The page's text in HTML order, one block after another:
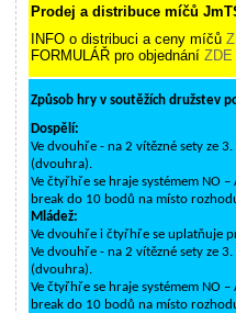
Prodej a distribuce míčů
INFO o distribuci a ceny míčů
FORMULÁŘ pro objednání ZDE
Způsob hry v soutěžích družstev
Dospělí:
Ve dvouhře - na 2 vítězné sety ze
(dvouhra).
Ve čtyřhře se hraje systémem NO
break do 10 bodů na místo
Mládež:
Ve dvouhře i čtyřhře se uplatňuje
Ve dvouhře - na 2 vítězné sety ze
(dvouhra).
Ve čtyřhře se hraje systémem NO
break do 10 bodů na místo